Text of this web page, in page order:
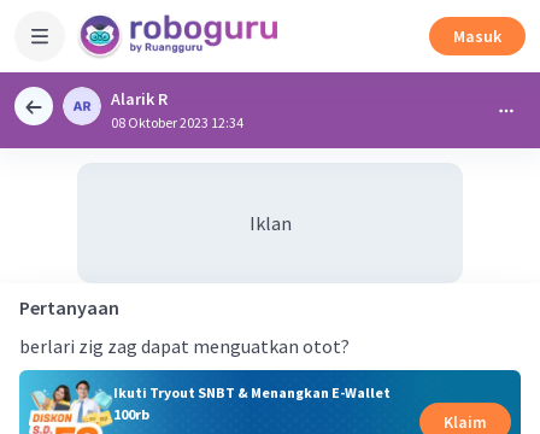
Masuk
Alarik R
08 Oktober 2023 12:34
Iklan
Pertanyaan
berlari zig zag dapat menguatkan otot?
Ikuti Tryout SNBT & Menangkan E-Wallet
100rb
Klaim